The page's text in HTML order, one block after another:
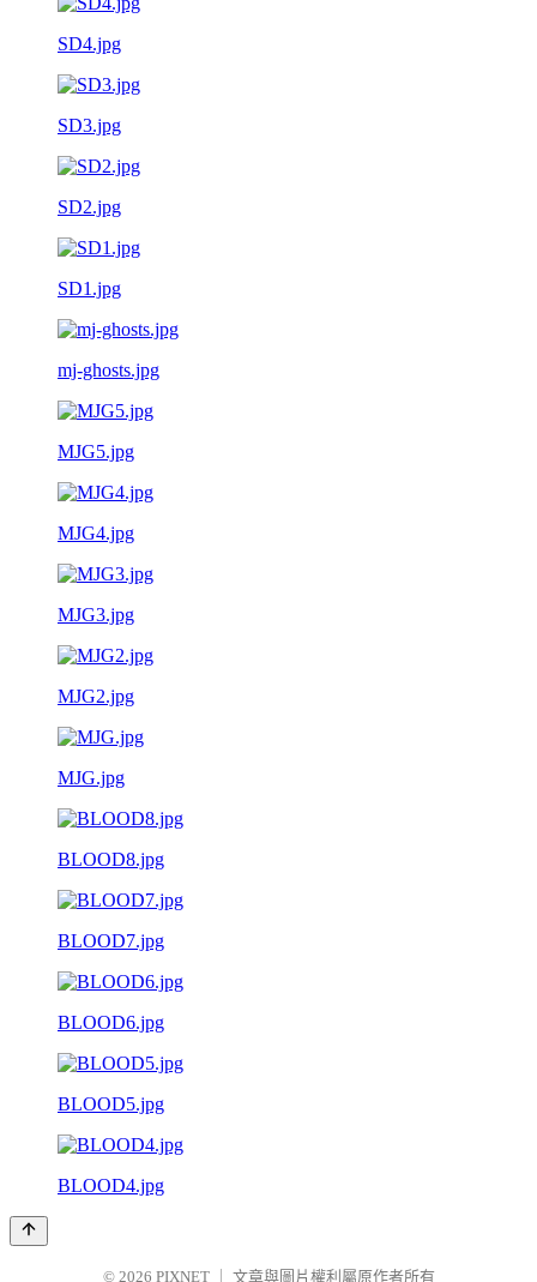
SD4.jpg
SD3.jpg
SD2.jpg
SD1.jpg
mj-ghosts.jpg
MJG5.jpg
MJG4.jpg
MJG3.jpg
MJG2.jpg
MJG.jpg
BLOOD8.jpg
BLOOD7.jpg
BLOOD6.jpg
BLOOD5.jpg
BLOOD4.jpg
© 2026 PIXNET 文章與圖片權利屬原作者所有